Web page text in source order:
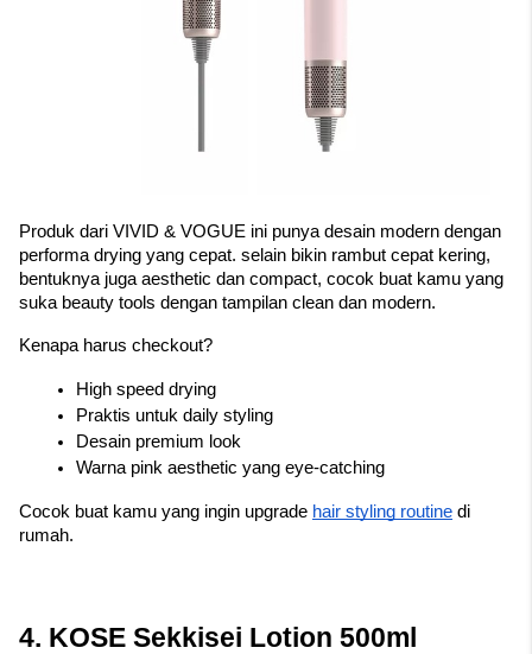
Produk dari VIVID & VOGUE ini punya desain modern dengan
performa drying yang cepat. selain bikin rambut cepat kering,
bentuknya juga aesthetic dan compact, cocok buat kamu yang
suka beauty tools dengan tampilan clean dan modern.
Kenapa harus checkout?
High speed drying
Praktis untuk daily styling
Desain premium look
Warna pink aesthetic yang eye-catching
Cocok buat kamu yang ingin upgrade hair styling routine di
rumah.
4. KOSE Sekkisei Lotion 500ml